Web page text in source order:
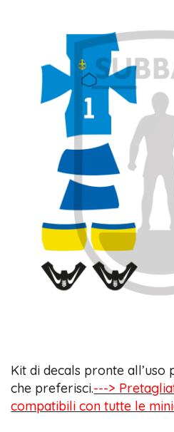
Kit di decals pronte
che preferisci.--->
compatibili con tutte le